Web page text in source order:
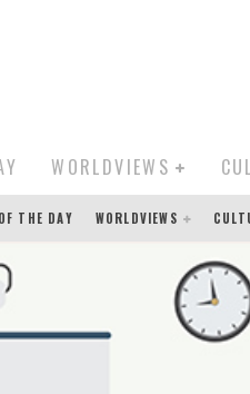
WORLDVIEWS
THE DAY WORLDVIEWS